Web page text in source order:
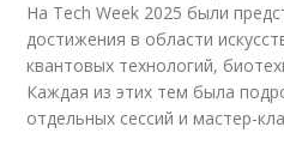
На Tech Week 2025 были
достижения в области
квантовых технологий,
Каждая из этих тем была
отдельных сессий и мастер-